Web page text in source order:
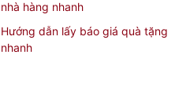
nhà hàng nhanh
Hướng dẫn lấy báo giá quà tặng
nhanh